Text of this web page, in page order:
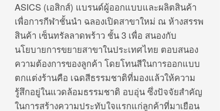
ASICS (เอสิกส์) แบรนด์ผู้ออกแบบและผลิตสินค้า
เพื่อการกีฬาชั้นนำ ฉลองเปิดสาขาใหม่ ณ ห้างสรรพ
สินค้า เซ็นทรัลลาดพร้าว ชั้น 3 เพื่อ สนองกับ
นโยบายการขยายสาขาในประเทศไทย ตอบสนอง
ความต้องการของลูกค้า โดยโทนสีในการออกแบบ
ตกแต่งร้านคือ เฉดสีธรรมชาติที่มองแล้วให้ความ
รู้สึกอยู่ในแวดล้อมธรรมชาติ อบอุ่น ซึ่งปัจจัยสำคัญ
ในการสร้างความประทับใจแรกแก่ลูกค้าที่มาเยือน